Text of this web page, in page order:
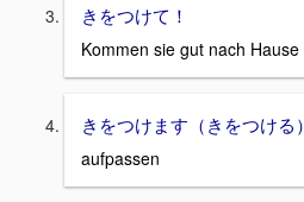
きをつけて！
Kommen sie gut nach Hause
きをつけます（きをつける）
aufpassen